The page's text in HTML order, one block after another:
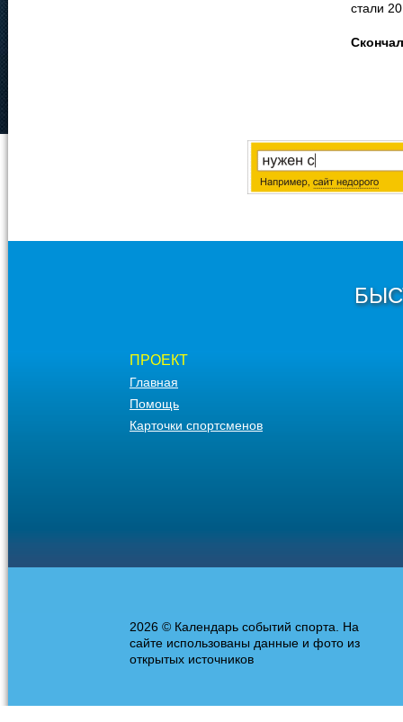
стали
ПРОЕКТ
Главная
Помощь
Карточки спортсменов
2026 © Календарь событий спорта. На
сайте использованы данные и фото из
открытых источников